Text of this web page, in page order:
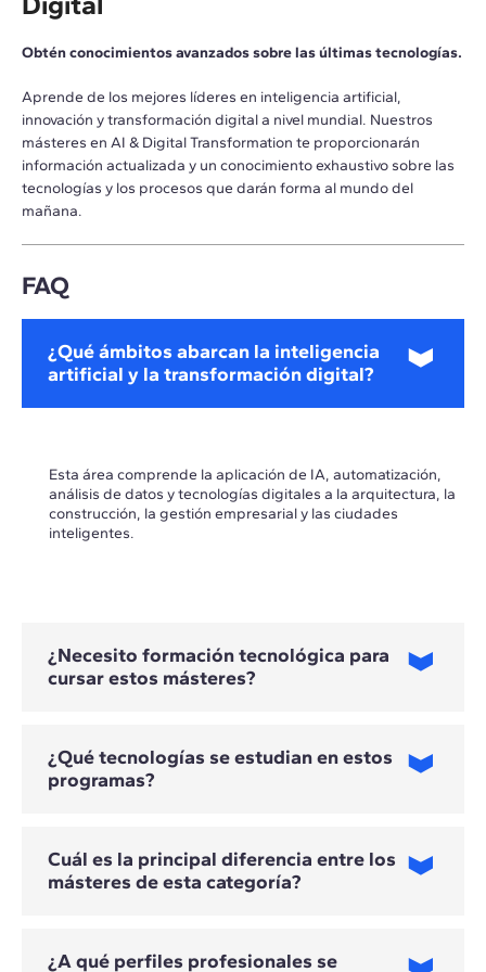
Obtén conocimientos avanzados sobre las últimas tecnologías.
Aprende de los mejores líderes en inteligencia artificial,
innovación y transformación digital a nivel mundial. Nuestros
másteres en AI & Digital Transformation te proporcionarán
información actualizada y un conocimiento exhaustivo sobre las
tecnologías y los procesos que darán forma al mundo del
mañana.
FAQ
¿Qué ámbitos abarcan la inteligencia
artificial y la transformación digital?
Esta área comprende la aplicación de IA, automatización,
análisis de datos y tecnologías digitales a la arquitectura, la
construcción, la gestión empresarial y las ciudades
inteligentes.
¿Necesito formación tecnológica para
cursar estos másteres?
No todos los programas requieren experiencia tecnológica
¿Qué tecnologías se estudian en estos
programas?
Las tecnologías varían según el máster. Entre otras, se
de decisiones.
Cuál es la principal diferencia entre los
másteres de esta categoría?
¿A qué perfiles profesionales se